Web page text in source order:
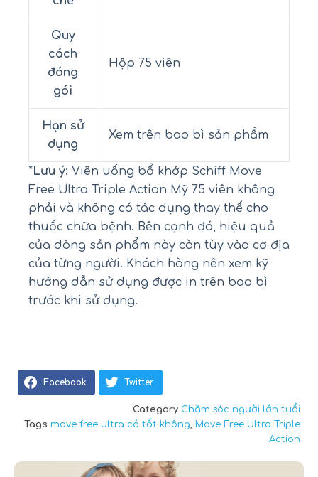
Quy
cách
đóng
gói
Hộp 75 viên
Hạn sử
dụng
Xem trên bao bì sản phẩm
*Lưu ý: Viên uống bổ khớp Schiff Move
Free Ultra Triple Action Mỹ 75 viên không
phải và không có tác dụng thay thế cho
thuốc chữa bệnh. Bên cạnh đó, hiệu quả
của dòng sản phẩm này còn tùy vào cơ địa
của từng người. Khách hàng nên xem kỹ
hướng dẫn sử dụng được in trên bao bì
trước khi sử dụng.
Facebook Twitter
Category Chăm sóc người lớn tuổi
Tags move free ultra có tốt không, Move Free Ultra Triple
Action